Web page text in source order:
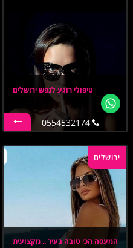
טיפולי רוגע לנפש ירושלים
0554532174
ירושלים
המעסה הכי טובה בעיר .. מקצועית